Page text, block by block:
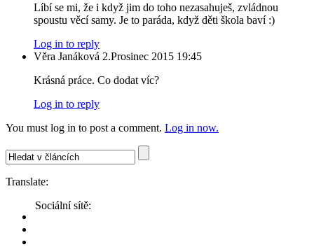
Líbí se mi, že i když jim do toho nezasahuješ, zvládnou
spoustu věcí samy. Je to paráda, když děti škola baví :)
Log in to reply
Věra Janáková 2.Prosinec 2015 19:45
Krásná práce. Co dodat víc?
Log in to reply
You must log in to post a comment. Log in now.
Translate:
Sociální sítě: